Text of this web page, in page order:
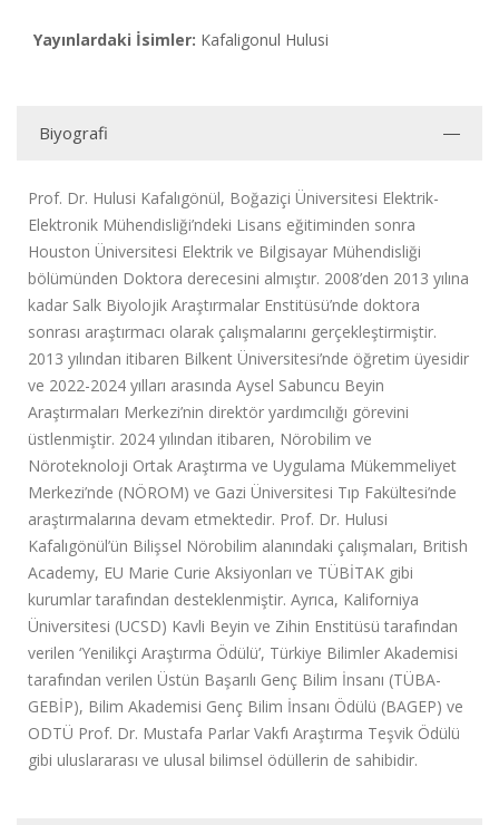
Yayınlardaki İsimler: Kafaligonul Hulusi
Biyografi
Prof. Dr. Hulusi Kafalıgönül, Boğaziçi Üniversitesi Elektrik-
Elektronik Mühendisliği’ndeki Lisans eğitiminden sonra
Houston Üniversitesi Elektrik ve Bilgisayar Mühendisliği
bölümünden Doktora derecesini almıştır. 2008’den 2013 yılına
kadar Salk Biyolojik Araştırmalar Enstitüsü’nde doktora
sonrası araştırmacı olarak çalışmalarını gerçekleştirmiştir.
2013 yılından itibaren Bilkent Üniversitesi’nde öğretim üyesidir
ve 2022-2024 yılları arasında Aysel Sabuncu Beyin
Araştırmaları Merkezi’nin direktör yardımcılığı görevini
üstlenmiştir. 2024 yılından itibaren, Nörobilim ve
Nöroteknoloji Ortak Araştırma ve Uygulama Mükemmeliyet
Merkezi’nde (NÖROM) ve Gazi Üniversitesi Tıp Fakültesi’nde
araştırmalarına devam etmektedir. Prof. Dr. Hulusi
Kafalıgönül’ün Bilişsel Nörobilim alanındaki çalışmaları, British
Academy, EU Marie Curie Aksiyonları ve TÜBİTAK gibi
kurumlar tarafından desteklenmiştir. Ayrıca, Kaliforniya
Üniversitesi (UCSD) Kavli Beyin ve Zihin Enstitüsü tarafından
verilen ‘Yenilikçi Araştırma Ödülü’, Türkiye Bilimler Akademisi
tarafından verilen Üstün Başarılı Genç Bilim İnsanı (TÜBA-
GEBİP), Bilim Akademisi Genç Bilim İnsanı Ödülü (BAGEP) ve
ODTÜ Prof. Dr. Mustafa Parlar Vakfı Araştırma Teşvik Ödülü
gibi uluslararası ve ulusal bilimsel ödüllerin de sahibidir.